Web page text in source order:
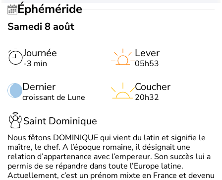
Éphéméride
Samedi 8 août
Journée
-3 min
Dernier
croissant de Lune
Lever
05h53
Coucher
20h32
Saint Dominique
Nous fêtons DOMINIQUE qui vient du latin et signifie le
maître, le chef. A l’époque romaine, il désignait une
relation d’appartenance avec l’empereur. Son succès lui a
permis de se répandre dans toute l’Europe latine.
Actuellement, c’est un prénom mixte en France et devenu